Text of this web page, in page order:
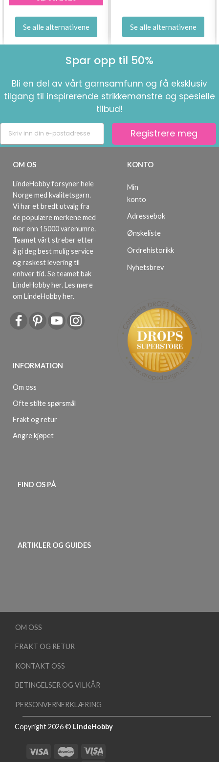
Se alle alternativene Se alle alternativene
Spar opp til 50%
Bli en del av vårt garnsamfunn og få eksklusiv
tilgang til inspirerende strikkemønstre og spesielle
tilbud!
Registrere meg
OM OS
LindeHobby forsyner hele
Norge med kvalitetsgarn.
Vi har et bredt utvalg fra
de populære merkene med
mer enn 15000 varenumre.
Teamet vårt streber etter
å gi deg best mulig service
og raskest levering til
enhver tid. Se teamet bak
LindeHobby her.Les mere
om LindeHobby her.
INFORMATION
Om oss
Ofte stilte spørsmål
Frakt og retur
Angre kjøpet
KONTO
Min
konto
Adressebok
Ønskeliste
Ordrehistorikk
Nyhetsbrev
FIND OS PÅ
ARTIKLER OG GUIDES
OM OSS
FRAKT OG RETUR
KONTAKT OSS
BETINGELSER OG VILKÅR
PERSONVERNERKLÆRING
Copyright 2026 © LindeHobby